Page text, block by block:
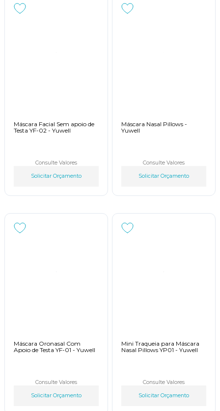
Máscara Facial Sem apoio de
Testa YF-02 - Yuwell
Consulte Valores
Solicitar Orçamento
Máscara Nasal Pillows -
Yuwell
Consulte Valores
Solicitar Orçamento
Máscara Oronasal Com
Apoio de Testa YF-01 - Yuwell
Consulte Valores
Solicitar Orçamento
Mini Traqueia para Máscara
Nasal Pillows YP01 - Yuwell
Consulte Valores
Solicitar Orçamento